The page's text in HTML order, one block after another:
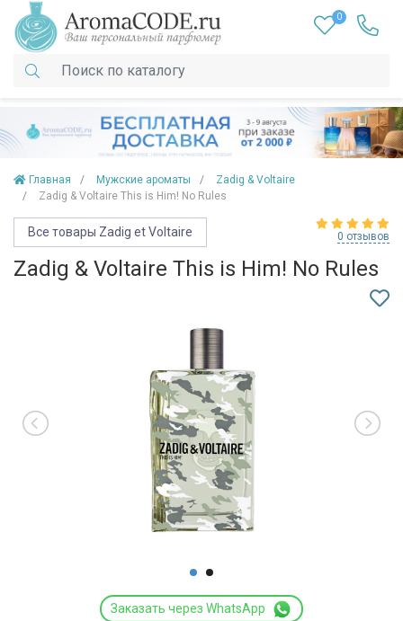
0
Главная Мужские ароматы
Zadig & Voltaire
Zadig & Voltaire This is Him! No Rules
Все товары Zadig et Voltaire 0 отзывов
Zadig & Voltaire This is Him! No Rules
Заказать через WhatsApp